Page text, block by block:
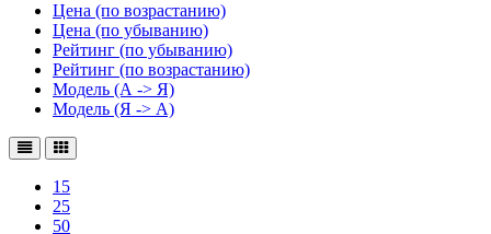
Цена (по возрастанию)
Цена (по убыванию)
Рейтинг (по убыванию)
Рейтинг (по возрастанию)
Модель (А -> Я)
Модель (Я -> А)
15
25
50